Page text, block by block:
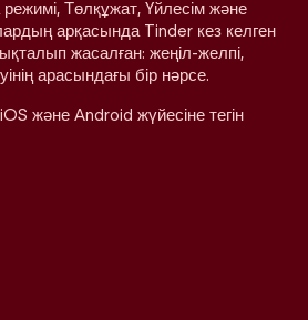
Төлқұжат, Үйлесім және
арқасында Tinder кез келген
жасалған: жеңіл-желпі,
арасындағы бір нәрсе.
және Android жүйесіне тегін